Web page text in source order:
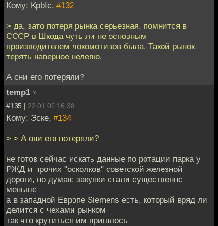
Кому: KpbIc, #132
> да, зато потеря рынка серьезная. помнится в
СССР в Шкода чуть ли не основным
производителем локомотивов была. Такой рынок
терять наверное нелегко.
А они его потеряли?
temp1 »
#135 | 22.01.09 16:38
Кому: Эске, #134
> > А они его потеряли?
не готов сейчас искать данные по ротации парка у
РЖД и прочих "осколков" советской железной
дороги, но думаю закупки стали существенно
меньше
а в западной Европе Siemens есть, который вряд ли
делится с чехами рынком
так что крутиться им пришлось